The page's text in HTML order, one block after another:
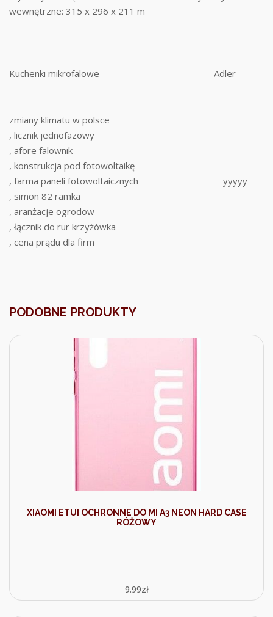
wewnętrzne: 315 x 296 x 211 m
Kuchenki mikrofalowe Adler
zmiany klimatu w polsce
, licznik jednofazowy
, afore falownik
, konstrukcja pod fotowoltaikę
, farma paneli fotowoltaicznych
, simon 82 ramka
, aranżacje ogrodow
, łącznik do rur krzyżówka
, cena prądu dla firm
yyyyy
PODOBNE PRODUKTY
XIAOMI ETUI OCHRONNE DO MI A3 NEON HARD CASE
RÓŻOWY
9.99zł